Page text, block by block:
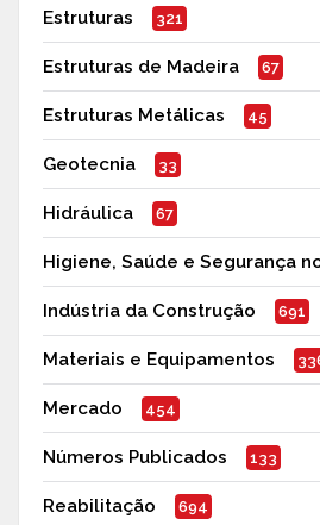
Estruturas 321
Estruturas de Madeira 67
Estruturas Metálicas 45
Geotecnia 33
Hidráulica 67
Higiene, Saúde e Segurança
Indústria da Construção 691
Materiais e Equipamentos
Mercado 454
Números Publicados 133
Reabilitação 694